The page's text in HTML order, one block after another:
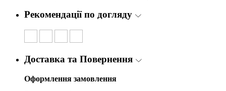
Рекомендації по догляду
Доставка та Повернення
Оформлення замовлення